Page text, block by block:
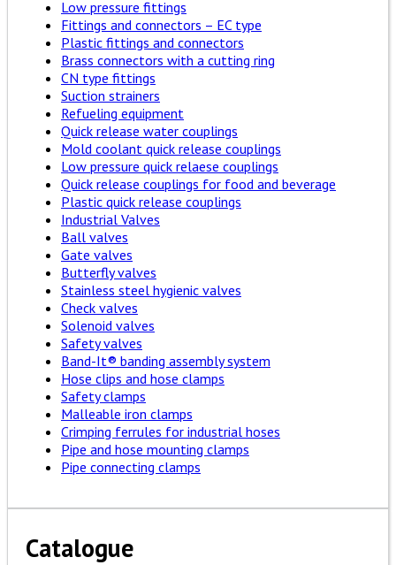
Low pressure fittings
Fittings and connectors – EC type
Plastic fittings and connectors
Brass connectors with a cutting ring
CN type fittings
Suction strainers
Refueling equipment
Quick release water couplings
Mold coolant quick release couplings
Low pressure quick relaese couplings
Quick release couplings for food and beverage
Plastic quick release couplings
Industrial Valves
Ball valves
Gate valves
Butterfly valves
Stainless steel hygienic valves
Check valves
Solenoid valves
Safety valves
Band-It® banding assembly system
Hose clips and hose clamps
Safety clamps
Malleable iron clamps
Crimping ferrules for industrial hoses
Pipe and hose mounting clamps
Pipe connecting clamps
Catalogue